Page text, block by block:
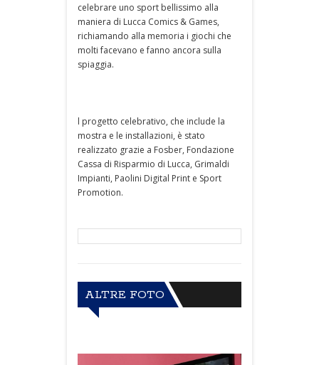
celebrare uno sport bellissimo alla
maniera di Lucca Comics & Games,
richiamando alla memoria i giochi che
molti facevano e fanno ancora sulla
spiaggia.
l progetto celebrativo, che include la
mostra e le installazioni, è stato
realizzato grazie a Fosber, Fondazione
Cassa di Risparmio di Lucca, Grimaldi
Impianti, Paolini Digital Print e Sport
Promotion.
ALTRE FOTO